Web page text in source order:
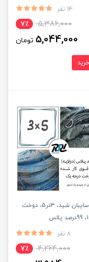
14 نفر
5,386,000 7٪
5,044,000 تومان
توری سایبان شید، 3در5، دوخت
8 نفر
4,264,000 7٪